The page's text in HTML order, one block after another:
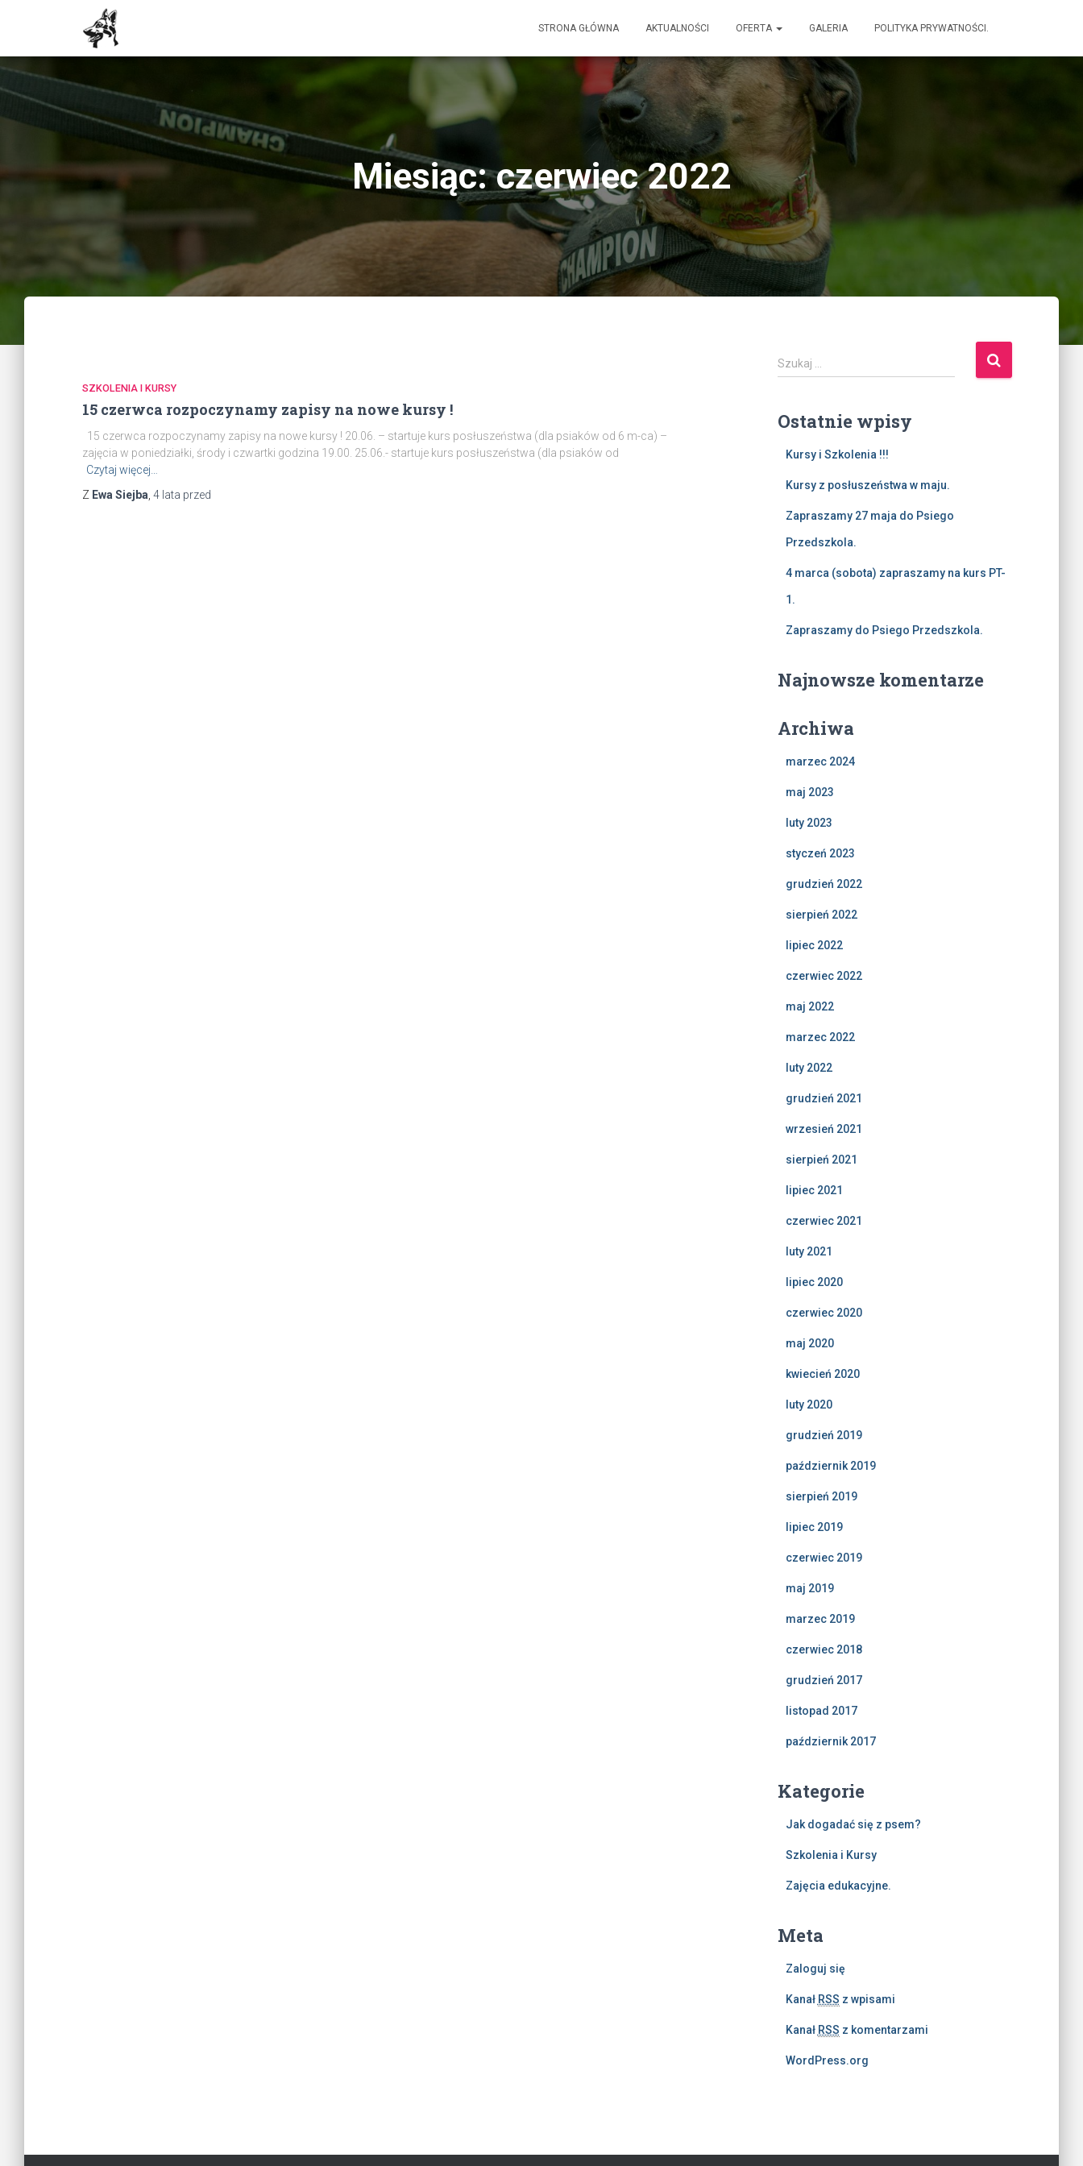
STRONA GŁÓWNA AKTUALNOŚCI OFERTA GALERIA POLITYKA PRYWATNOŚCI.
Miesiąc: czerwiec 2022
SZKOLENIA I KURSY
15 czerwca rozpoczynamy zapisy na nowe kursy !
15 czerwca rozpoczynamy zapisy na nowe kursy ! 20.06. – startuje kurs posłuszeństwa (dla psiaków od 6 m-ca) –
zajęcia w poniedziałki, środy i czwartki godzina 19.00. 25.06.- startuje kurs posłuszeństwa (dla psiaków od
Czytaj więcej…
Z Ewa Siejba 4 lata przed
S
z
a
Szukaj …
Ostatnie wpisy
Kursy i Szkolenia !!!
Kursy z posłuszeństwa w maju.
Zapraszamy 27 maja do Psiego
Przedszkola.
4 marca (sobota) zapraszamy na kurs PT-
1.
Zapraszamy do Psiego Przedszkola.
Najnowsze komentarze
Archiwa
marzec 2024
maj 2023
luty 2023
styczeń 2023
grudzień 2022
sierpień 2022
lipiec 2022
czerwiec 2022
maj 2022
marzec 2022
luty 2022
grudzień 2021
wrzesień 2021
sierpień 2021
lipiec 2021
czerwiec 2021
luty 2021
lipiec 2020
czerwiec 2020
maj 2020
kwiecień 2020
luty 2020
grudzień 2019
październik 2019
sierpień 2019
lipiec 2019
czerwiec 2019
maj 2019
marzec 2019
czerwiec 2018
grudzień 2017
listopad 2017
październik 2017
Kategorie
Jak dogadać się z psem?
Szkolenia i Kursy
Zajęcia edukacyjne.
Meta
Zaloguj się
Kanał RSS z wpisami
Kanał RSS z komentarzami
WordPress.org